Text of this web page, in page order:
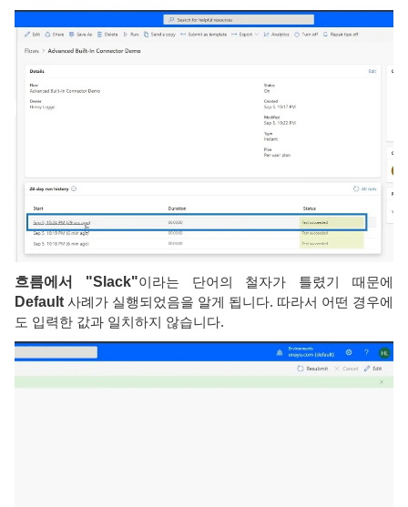
흐름에서 "Slack"이라는 단어의 철자가 틀렸기 때문에
Default 사례가 실행되었음을 알게 됩니다. 따라서 어떤 경우에
도 입력한 값과 일치하지 않습니다.